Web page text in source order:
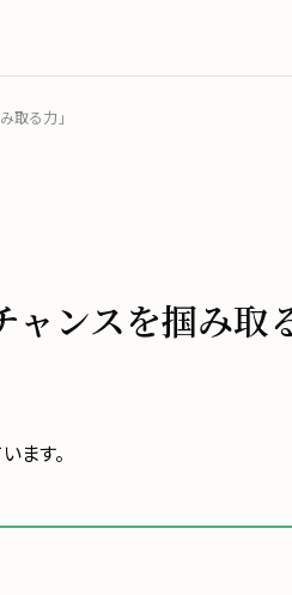
取る力」
ンスを掴み取
ます。